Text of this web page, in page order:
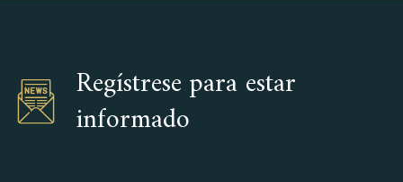
Regístrese para estar
informado